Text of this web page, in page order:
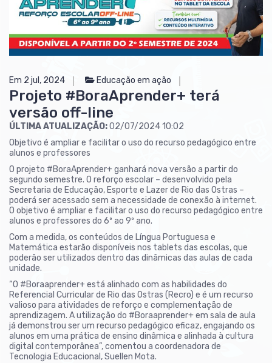
Em 2 jul, 2024 Educação em ação
Projeto #BoraAprender+ terá
versão off-line
ÚLTIMA ATUALIZAÇÃO:02/07/2024 10:02
Objetivo é ampliar e facilitar o uso do recurso pedagógico entre
alunos e professores
O projeto #BoraAprender+ ganhará nova versão a partir do
segundo semestre. O reforço escolar – desenvolvido pela
Secretaria de Educação, Esporte e Lazer de Rio das Ostras –
poderá ser acessado sem a necessidade de conexão à internet.
O objetivo é ampliar e facilitar o uso do recurso pedagógico entre
alunos e professores do 6º ao 9º ano.
Com a medida, os conteúdos de Língua Portuguesa e
Matemática estarão disponíveis nos tablets das escolas, que
poderão ser utilizados dentro das dinâmicas das aulas de cada
unidade.
“O #Boraaprender+ está alinhado com as habilidades do
Referencial Curricular de Rio das Ostras (Recro) e é um recurso
valioso para atividades de reforço e complementação de
aprendizagem. A utilização do #Boraaprender+ em sala de aula
já demonstrou ser um recurso pedagógico eficaz, engajando os
alunos em uma prática de ensino dinâmica e alinhada à cultura
digital contemporânea”, comentou a coordenadora de
Tecnologia Educacional, Suellen Mota.